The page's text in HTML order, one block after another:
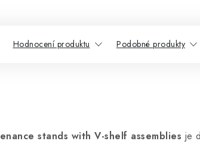
Hodnocení produktu Podobné produkty
stands with V-shelf assemblies je